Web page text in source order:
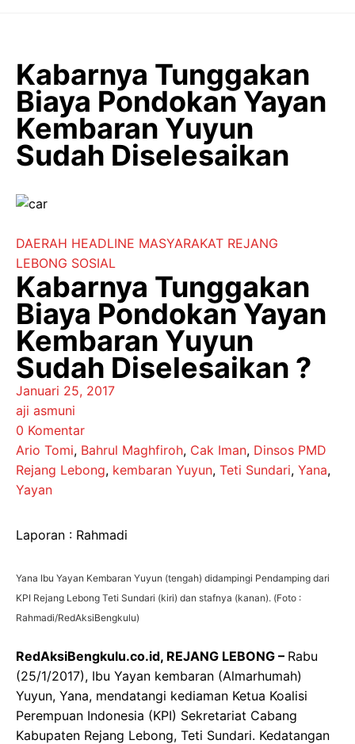
Kabarnya Tunggakan
Biaya Pondokan Yayan
Kembaran Yuyun
Sudah Diselesaikan
DAERAH HEADLINE MASYARAKAT REJANG
LEBONG SOSIAL
Kabarnya Tunggakan
Biaya Pondokan Yayan
Kembaran Yuyun
Sudah Diselesaikan ?
Januari 25, 2017
aji asmuni
0 Komentar
Ario Tomi, Bahrul Maghfiroh, Cak Iman, Dinsos PMD
Rejang Lebong, kembaran Yuyun, Teti Sundari, Yana,
Yayan
Laporan : Rahmadi
Yana Ibu Yayan Kembaran Yuyun (tengah) didampingi Pendamping dari
KPI Rejang Lebong Teti Sundari (kiri) dan stafnya (kanan). (Foto :
Rahmadi/RedAksiBengkulu)
RedAksiBengkulu.co.id, REJANG LEBONG – Rabu
(25/1/2017), Ibu Yayan kembaran (Almarhumah)
Yuyun, Yana, mendatangi kediaman Ketua Koalisi
Perempuan Indonesia (KPI) Sekretariat Cabang
Kabupaten Rejang Lebong, Teti Sundari. Kedatangan